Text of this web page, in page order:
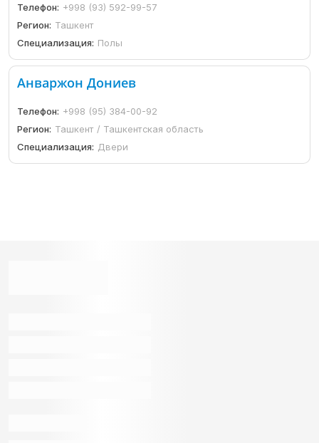
Телефон: +998 (93) 592-99-57
Регион: Ташкент
Специализация: Полы
Анваржон Дониев
Телефон: +998 (95) 384-00-92
Регион: Ташкент / Ташкентская область
Специализация: Двери